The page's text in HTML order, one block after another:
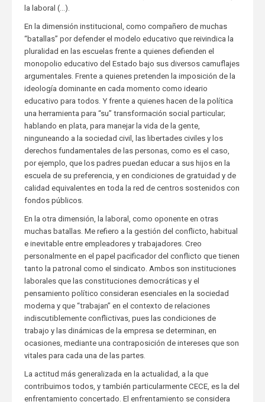
la laboral (…).
En la dimensión institucional, como compañero de muchas
“batallas” por defender el modelo educativo que reivindica la
pluralidad en las escuelas frente a quienes defienden el
monopolio educativo del Estado bajo sus diversos camuflajes
argumentales. Frente a quienes pretenden la imposición de la
ideología dominante en cada momento como ideario
educativo para todos. Y frente a quienes hacen de la política
una herramienta para “su” transformación social particular;
hablando en plata, para manejar la vida de la gente,
ninguneando a la sociedad civil, las libertades civiles y los
derechos fundamentales de las personas, como es el caso,
por ejemplo, que los padres puedan educar a sus hijos en la
escuela de su preferencia, y en condiciones de gratuidad y de
calidad equivalentes en toda la red de centros sostenidos con
fondos públicos.
En la otra dimensión, la laboral, como oponente en otras
muchas batallas. Me refiero a la gestión del conflicto, habitual
e inevitable entre empleadores y trabajadores. Creo
personalmente en el papel pacificador del conflicto que tienen
tanto la patronal como el sindicato. Ambos son instituciones
laborales que las constituciones democráticas y el
pensamiento político consideran esenciales en la sociedad
moderna y que “trabajan” en el contexto de relaciones
indiscutiblemente conflictivas, pues las condiciones de
trabajo y las dinámicas de la empresa se determinan, en
ocasiones, mediante una contraposición de intereses que son
vitales para cada una de las partes.
La actitud más generalizada en la actualidad, a la que
contribuimos todos, y también particularmente CECE, es la del
enfrentamiento concertado. El enfrentamiento se considera